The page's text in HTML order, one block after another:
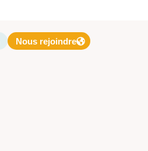
Nous rejoindre